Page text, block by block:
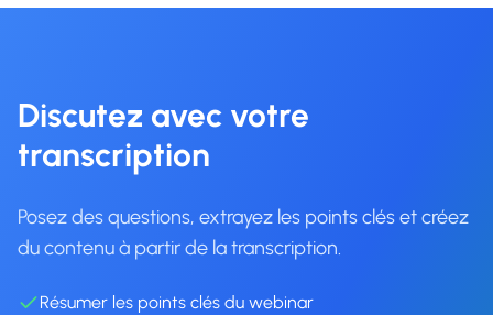
Discutez avec votre
transcription
Posez des questions, extrayez les points clés et créez
du contenu à partir de la transcription.
Résumer les points clés du webinar